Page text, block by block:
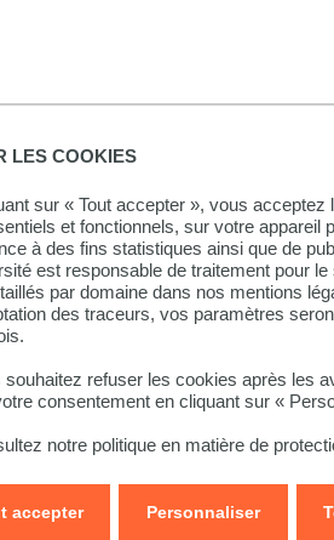
LES COOKIES
sur « Tout accepter », vous
et fonctionnels, sur votre appareil
à des fins statistiques ainsi que de
est responsable de traitement pour
par domaine dans nos mentions
des traceurs, vos paramètres
souhaitez refuser les cookies après les
consentement en cliquant sur «
notre politique en matière de
accepter Personnaliser